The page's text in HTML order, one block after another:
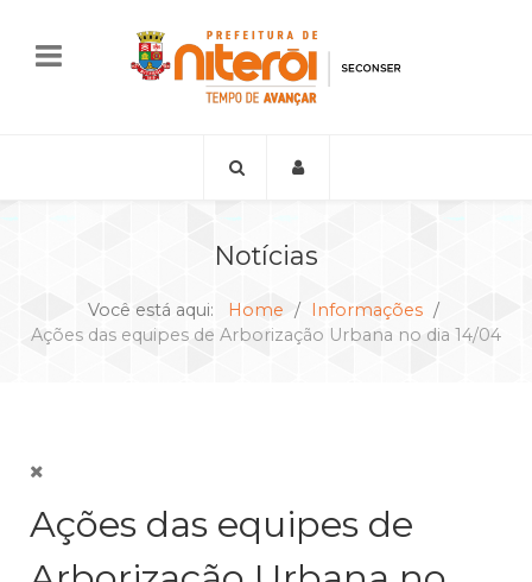
Notícias
Você está aqui: Home
Informações
Ações das equipes de Arborização Urbana no dia 14/04
Ações das equipes de